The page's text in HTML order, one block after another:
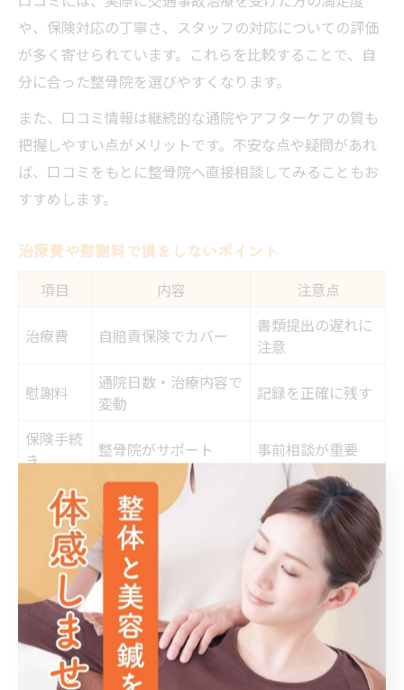
や、保険対応の丁寧さ、スタッフの対応についての評価
が多く寄せられています。これらを比較することで、自
分に合った整骨院を選びやすくなります。
また、口コミ情報は継続的な通院やアフターケアの質も
把握しやすい点がメリットです。不安な点や疑問があれ
ば、口コミをもとに整骨院へ直接相談してみることもお
すすめします。
治療費や慰謝料で損をしないポイント
項目 内容 注意点
治療費 自賠責保険でカバー
書類提出の遅れに
注意
慰謝料
通院日数・治療内容で
変動
記録を正確に残す
保険手続
き
整骨院がサポート 事前相談が重要
交通事故治療においては、治療費や慰謝料で損をしない
ための知識が重要です。整骨院での治療費は自賠責保険
が適用される場合が多く、患者自身の負担は原則ありま
せん。
しかし、保険会社とのやり取りや必要書類の提出を怠る
と、慰謝料や治療費で損をするケースもあります。通院
日数や治療内容をしっかり記録し、整骨院にも相談しな